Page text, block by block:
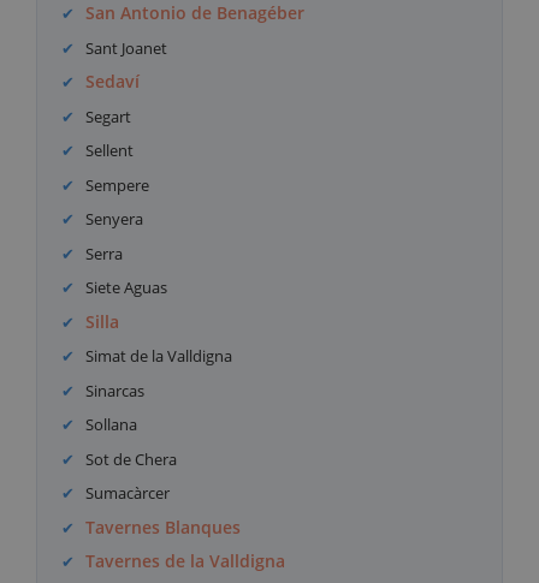
San Antonio de Benagéber
Sant Joanet
Sedaví
Segart
Sellent
Sempere
Senyera
Serra
Siete Aguas
Silla
Simat de la Valldigna
Sinarcas
Sollana
Sot de Chera
Sumacàrcer
Tavernes Blanques
Tavernes de la Valldigna